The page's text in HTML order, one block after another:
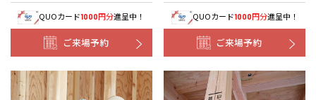
QUOカード1000円分進呈中！
ご来場予約
QUOカード1000円分進呈中！
ご来場予約